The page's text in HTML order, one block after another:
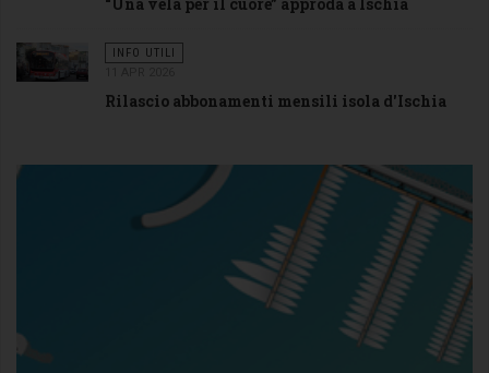
INFO UTILI
Rilascio abbonamenti mensili isola d'Ischia